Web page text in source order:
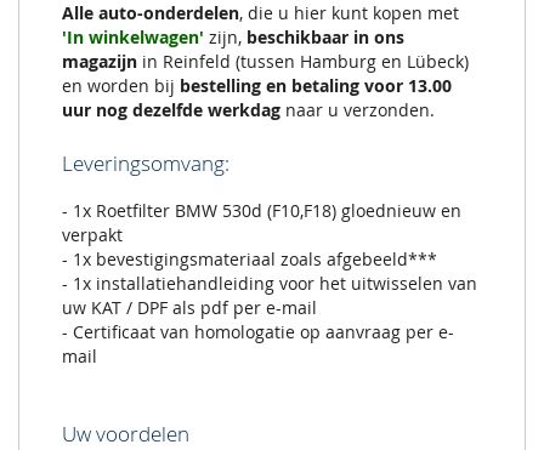
Alle auto-onderdelen, die u hier kunt kopen met
'In winkelwagen' zijn, beschikbaar in ons
magazijn in Reinfeld (tussen Hamburg en Lübeck)
en worden bij bestelling en betaling voor 13.00
uur nog dezelfde werkdag naar u verzonden.
Leveringsomvang:
- 1x Roetfilter BMW 530d (F10,F18) gloednieuw en
verpakt
- 1x bevestigingsmateriaal zoals afgebeeld***
- 1x installatiehandleiding voor het uitwisselen van
uw KAT / DPF als pdf per e-mail
- Certificaat van homologatie op aanvraag per e-
mail
Uw voordelen